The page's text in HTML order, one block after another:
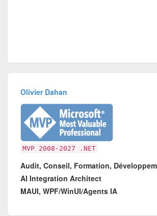
Olivier Dahan
MVP 2008-2027 .NET
Audit, Conseil, Formation,
AI Integration Architect
MAUI, WPF/WinUI/Agents IA